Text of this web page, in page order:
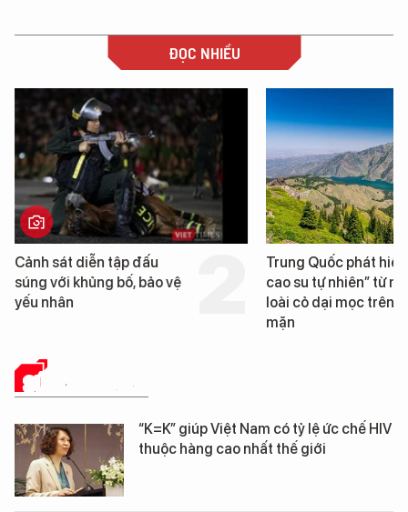
ĐỌC NHIỀU
tập đấu
bố, bảo vệ
Trung Quốc phát hiện “mỏ
cao su tự nhiên” từ một
loài cỏ dại mọc trên đất
SỨC KHỎE 24H
“K=K” giúp Việt Nam có tỷ lệ ức chế HIV
thuộc hàng cao nhất thế giới